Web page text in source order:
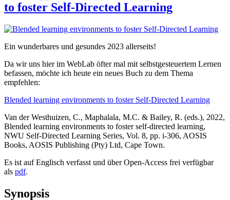
to foster Self-Directed Learning
Ein wunderbares und gesundes 2023 allerseits!
Da wir uns hier im WebLab öfter mal mit selbstgesteuertem Lernen
befassen, möchte ich heute ein neues Buch zu dem Thema
empfehlen:
Blended learning environments to foster Self-Directed Learning
Van der Westhuizen, C., Maphalala, M.C. & Bailey, R. (eds.), 2022,
Blended learning environments to foster self-directed learning,
NWU Self-Directed Learning Series, Vol. 8, pp. i-306, AOSIS
Books, AOSIS Publishing (Pty) Ltd, Cape Town.
Es ist auf Englisch verfasst und über Open-Access frei verfügbar
als pdf.
Synopsis